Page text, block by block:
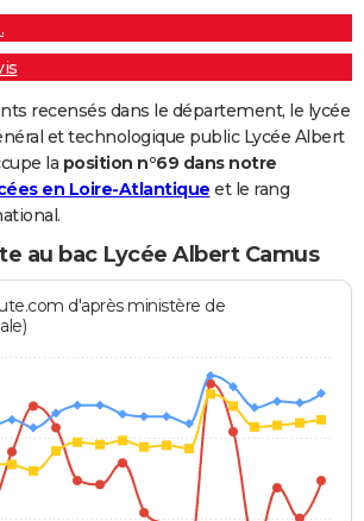
recensés dans le département, le lycée
et technologique public Lycée Albert
la position n°69 dans notre
en Loire-Atlantique et le rang
au bac Lycée Albert Camus
d'après ministère de